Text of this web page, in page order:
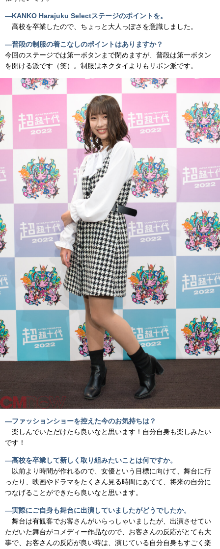
―KANKO Harajuku Selectステージのポイントを。
高校を卒業したので、ちょっと大人っぽさを意識しました。
―普段の制服の着こなしのポイントはありますか？
今回のステージでは第一ボタンまで閉めますが、普段は第一ボタン
を開ける派です（笑）。制服はネクタイよりもリボン派です。
―ファッションショーを控えた今のお気持ちは？
楽しんでいただけたら良いなと思います！自分自身も楽しみたい
です！
―高校を卒業して新しく取り組みたいことは何ですか。
以前より時間が作れるので、女優という目標に向けて、舞台に行
ったり、映画やドラマをたくさん見る時間にあてて、将来の自分に
つなげることができたら良いなと思います。
―実際にご自身も舞台に出演していましたがどうでしたか。
舞台は有観客でお客さんがいらっしゃいましたが、出演させてい
ただいた舞台がコメディー作品なので、お客さんの反応がとても大
事で、お客さんの反応が良い時は、演じている自分自身もすごく楽